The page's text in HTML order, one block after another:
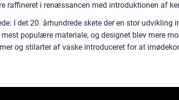
raffineret i renæssancen med introduktionen af
I det 20. århundrede skete der en stor
populære materiale, og designet blev mere
og stilarter af vaske introduceret for at